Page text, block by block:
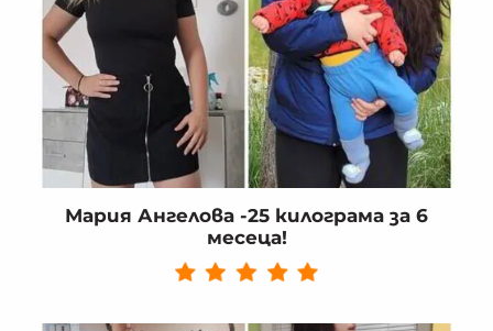
Мария Ангелова -25 килограма за 6
месеца!